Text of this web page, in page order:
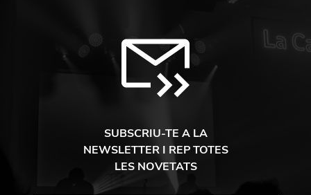
SUBSCRIU-TE A LA
NEWSLETTER I REP TOTES
LES NOVETATS